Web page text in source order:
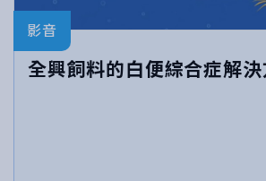
影音
全興飼料的白便綜合症解決